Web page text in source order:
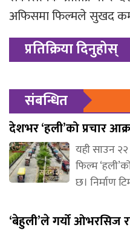
अफिसमा फिल्मले सुखद
प्रतिक्रिया दिनुहोस्
संबन्धित
देशभर ‘हली’को प्रचार
यही साउन
फिल्म
छ। निर्माण
‘बेहुली’ले गर्यो ओभरसिज